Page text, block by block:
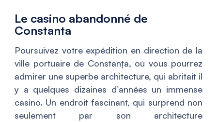
Le casino abandonné de
Constanta
Poursuivez votre expédition en direction de la
ville portuaire de Constanța, où vous pourrez
admirer une superbe architecture, qui abritait il
y a quelques dizaines d’années un immense
casino. Un endroit fascinant, qui surprend non
seulement par son architecture